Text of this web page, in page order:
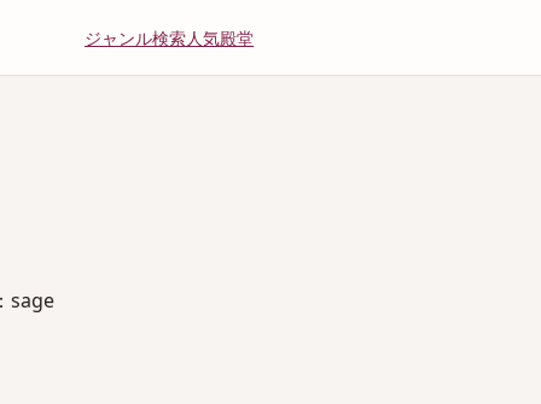
ジャンル検索人気殿堂
sage